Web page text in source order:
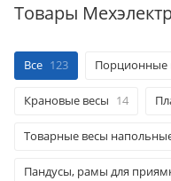
Товары
Все 123 Порционные
Крановые весы 14
Товарные весы
Пандусы, рамы для